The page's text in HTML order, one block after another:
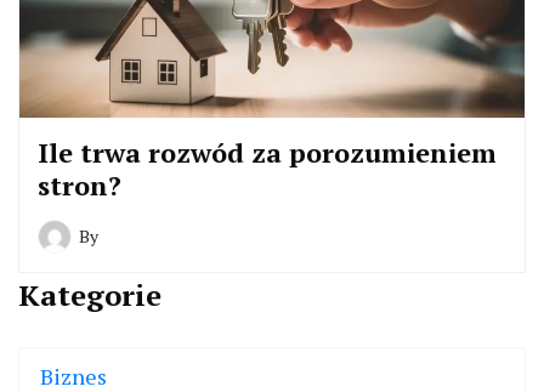
Ile trwa rozwód za porozumieniem
stron?
By
Kategorie
Biznes